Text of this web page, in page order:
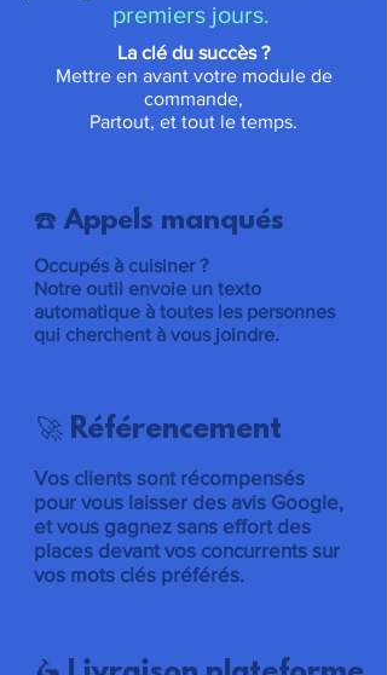
premiers jours.
☎️ Appels manqués
Occupés à cuisiner ?
Notre outil envoie un texto
automatique à toutes les personnes
qui cherchent à vous joindre.
🚀 Référencement
Vos clients sont récompensés
pour vous laisser des avis Google,
et vous gagnez sans effort des
places devant vos concurrents sur
vos mots clés préférés.
La clé du succès ?
Mettre en avant votre module de
commande,
Partout, et tout le temps.